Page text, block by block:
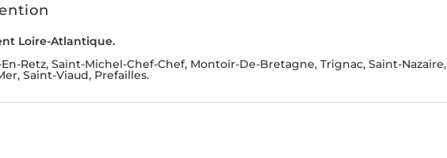
Loire-Atlantique.
Retz, Saint-Michel-Chef-Chef, Montoir-De-Bretagne, Trignac, Saint-Nazaire,
Saint-Viaud, Prefailles.
ET INSTALLATION DE NOUVEAUX
t
la demande